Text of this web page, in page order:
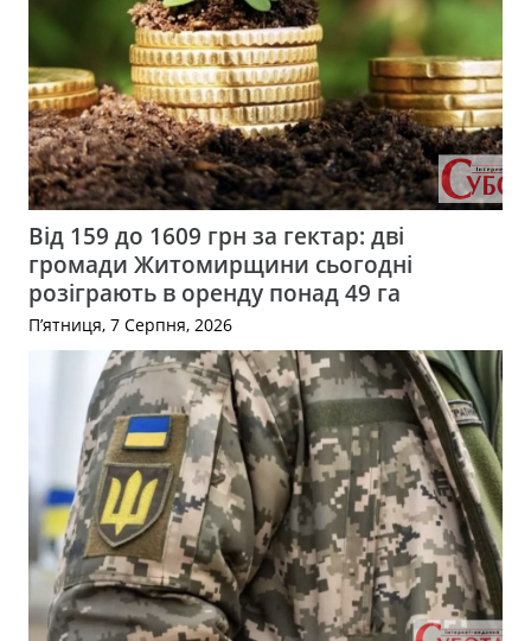
Від 159 до 1609 грн за гектар: дві
громади Житомирщини сьогодні
розіграють в оренду понад 49 га
П’ятниця, 7 Серпня, 2026